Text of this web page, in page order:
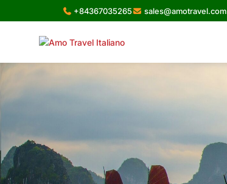
+84367035265 sales@amotravel.com